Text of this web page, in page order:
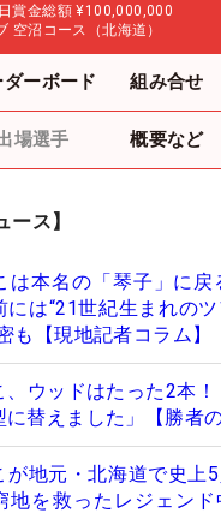
賞金総額 ¥100,000,000
空沼コース（北海道）
ダーボード 組み合せ
場選手 概要など
ース】
は本名の「琴子」に戻
は“21世紀生まれの
も【現地記者コラム】
、ウッドはたった2本
替えました」【勝者の
が地元・北海道で史
地を救ったレジェン